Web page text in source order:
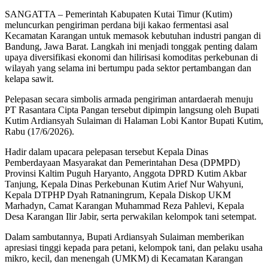
SANGATTA – Pemerintah Kabupaten Kutai Timur (Kutim)
meluncurkan pengiriman perdana biji kakao fermentasi asal
Kecamatan Karangan untuk memasok kebutuhan industri pangan di
Bandung, Jawa Barat. Langkah ini menjadi tonggak penting dalam
upaya diversifikasi ekonomi dan hilirisasi komoditas perkebunan di
wilayah yang selama ini bertumpu pada sektor pertambangan dan
kelapa sawit.
Pelepasan secara simbolis armada pengiriman antardaerah menuju
PT Rasantara Cipta Pangan tersebut dipimpin langsung oleh Bupati
Kutim Ardiansyah Sulaiman di Halaman Lobi Kantor Bupati Kutim,
Rabu (17/6/2026).
Hadir dalam upacara pelepasan tersebut Kepala Dinas
Pemberdayaan Masyarakat dan Pemerintahan Desa (DPMPD)
Provinsi Kaltim Puguh Haryanto, Anggota DPRD Kutim Akbar
Tanjung, Kepala Dinas Perkebunan Kutim Arief Nur Wahyuni,
Kepala DTPHP Dyah Ratnaningrum, Kepala Diskop UKM
Marhadyn, Camat Karangan Muhammad Reza Pahlevi, Kepala
Desa Karangan Ilir Jabir, serta perwakilan kelompok tani setempat.
Dalam sambutannya, Bupati Ardiansyah Sulaiman memberikan
apresiasi tinggi kepada para petani, kelompok tani, dan pelaku usaha
mikro, kecil, dan menengah (UMKM) di Kecamatan Karangan